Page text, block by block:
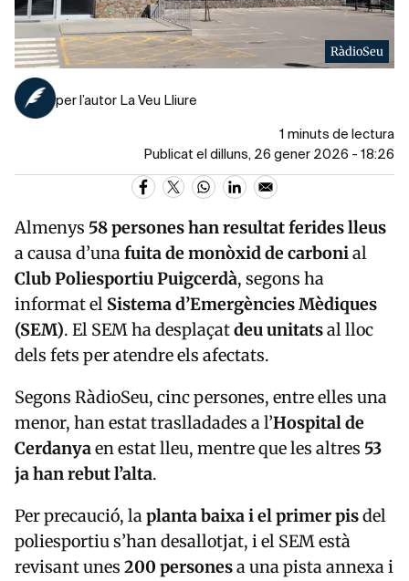
RàdioSeu
per l’autor La Veu Lliure
1 minuts de lectura
Publicat el dilluns, 26 gener 2026 - 18:26
Almenys 58 persones han resultat ferides lleus
a causa d’una fuita de monòxid de carboni al
Club Poliesportiu Puigcerdà, segons ha
informat el Sistema d’Emergències Mèdiques
(SEM). El SEM ha desplaçatdeu unitatsal lloc
dels fets per atendre els afectats.
Segons RàdioSeu, cinc persones, entre elles una
menor, han estat traslladades a l’Hospital de
Cerdanya en estat lleu, mentre que les altres 53
ja han rebut l’alta.
Per precaució, la planta baixa i el primer pisdel
poliesportiu s’han desallotjat, i el SEM està
revisant unes 200 personesa una pista annexa i